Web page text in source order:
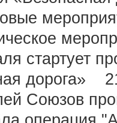
стартует
дорога»
Союзов